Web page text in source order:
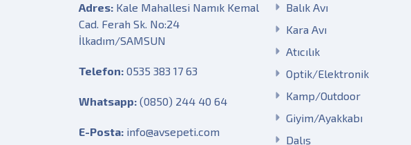
Adres: Kale Mahallesi Namık Kemal
Cad. Ferah Sk. No:24
İlkadım/SAMSUN
Telefon: 0535 383 17 63
Whatsapp: (0850) 244 40 64
E-Posta: info@avsepeti.com
Balık Avı
Kara Avı
Atıcılık
Optik/Elektronik
Kamp/Outdoor
Giyim/Ayakkabı
Dalış